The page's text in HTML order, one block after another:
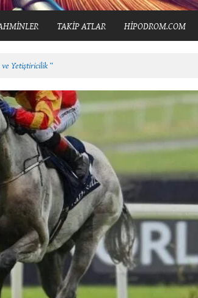
TAKİP ATLAR HİPODROM.COM
ve Yetiştiricilik “